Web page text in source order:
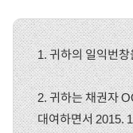
1. 귀하의 일익번
2. 귀하는 채권자
대여하면서 2015.